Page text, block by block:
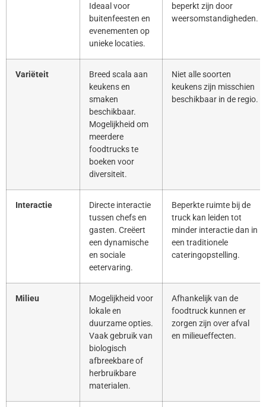
Ideaal voor
buitenfeesten en
evenementen op
unieke locaties.
beperkt zijn door
weersomstandigheden.
Variëteit
Breed scala aan
keukens en
smaken
beschikbaar.
Mogelijkheid om
meerdere
foodtrucks te
boeken voor
diversiteit.
Niet alle soorten
keukens zijn misschien
beschikbaar in de regio.
Interactie
Directe interactie
tussen chefs en
gasten. Creëert
een dynamische
en sociale
eetervaring.
Beperkte ruimte bij de
truck kan leiden tot
minder interactie dan in
een traditionele
cateringopstelling.
Milieu
Mogelijkheid voor
lokale en
duurzame opties.
Vaak gebruik van
biologisch
afbreekbare of
herbruikbare
materialen.
Afhankelijk van de
foodtruck kunnen er
zorgen zijn over afval
en milieueffecten.